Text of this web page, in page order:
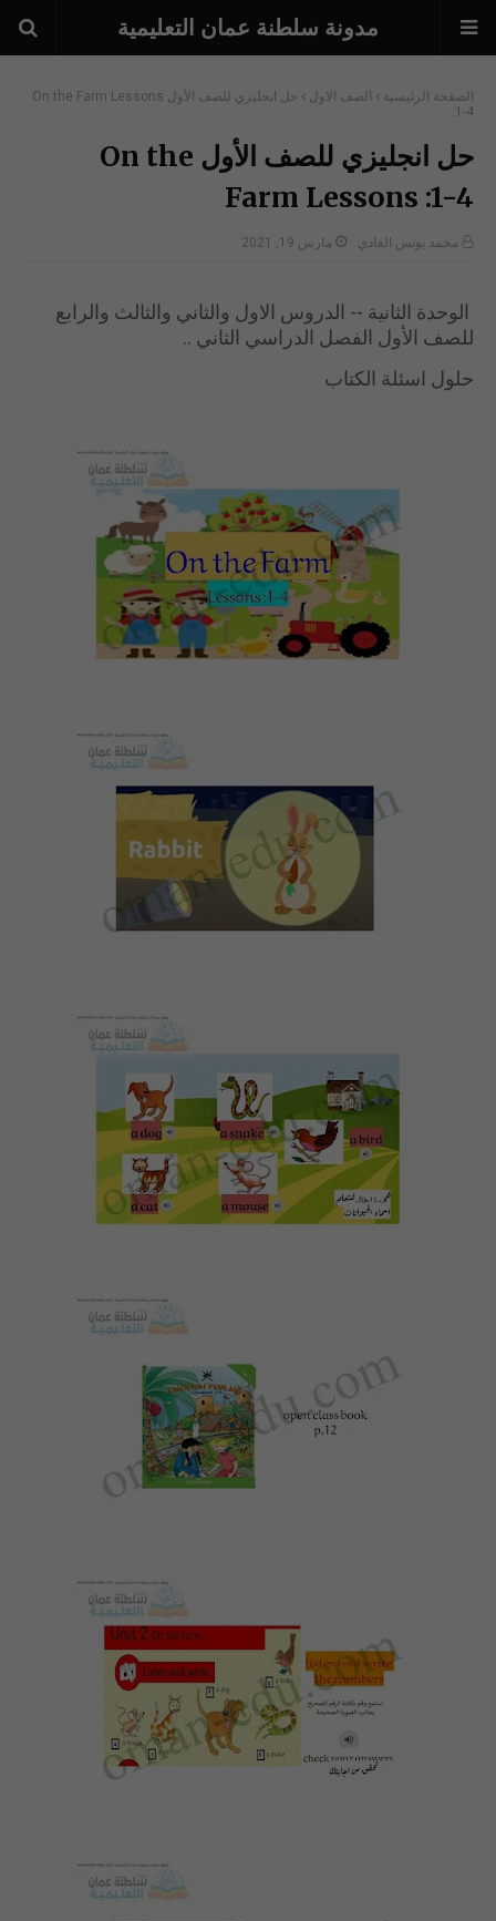
مدونة سلطنة عمان التعليمية
الصفحة الرئيسية الصف الاول
حل انجليزي للصف الأول On the Farm Lessons
:1-4
حل انجليزي للصف الأول On the
Farm Lessons :1-4
محمد يونس الغادي مارس 19, 2021
الوحدة الثانية -- الدروس الاول والثاني والثالث والرابع
للصف الأول الفصل الدراسي الثاني ..
حلول اسئلة الكتاب